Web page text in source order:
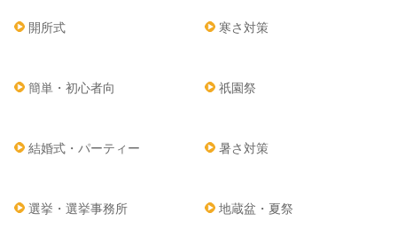
開所式 寒さ対策
簡単・初心者向 祇園祭
結婚式・パーティー 暑さ対策
選挙・選挙事務所 地蔵盆・夏祭